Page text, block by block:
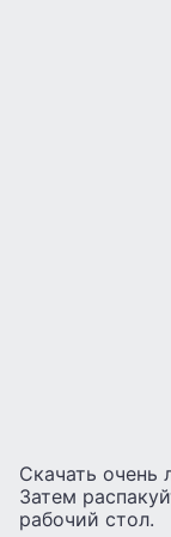
Скачать очень
Затем
рабочий стол.